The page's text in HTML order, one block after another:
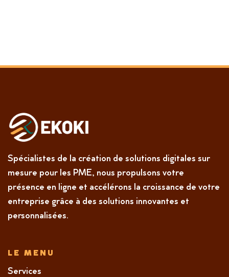
Spécialistes de la création de solutions digitales sur
mesure pour les PME, nous propulsons votre
présence en ligne et accélérons la croissance de votre
entreprise grâce à des solutions innovantes et
personnalisées.
LE MENU
Services